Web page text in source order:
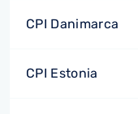
CPI Danimarca
CPI Estonia